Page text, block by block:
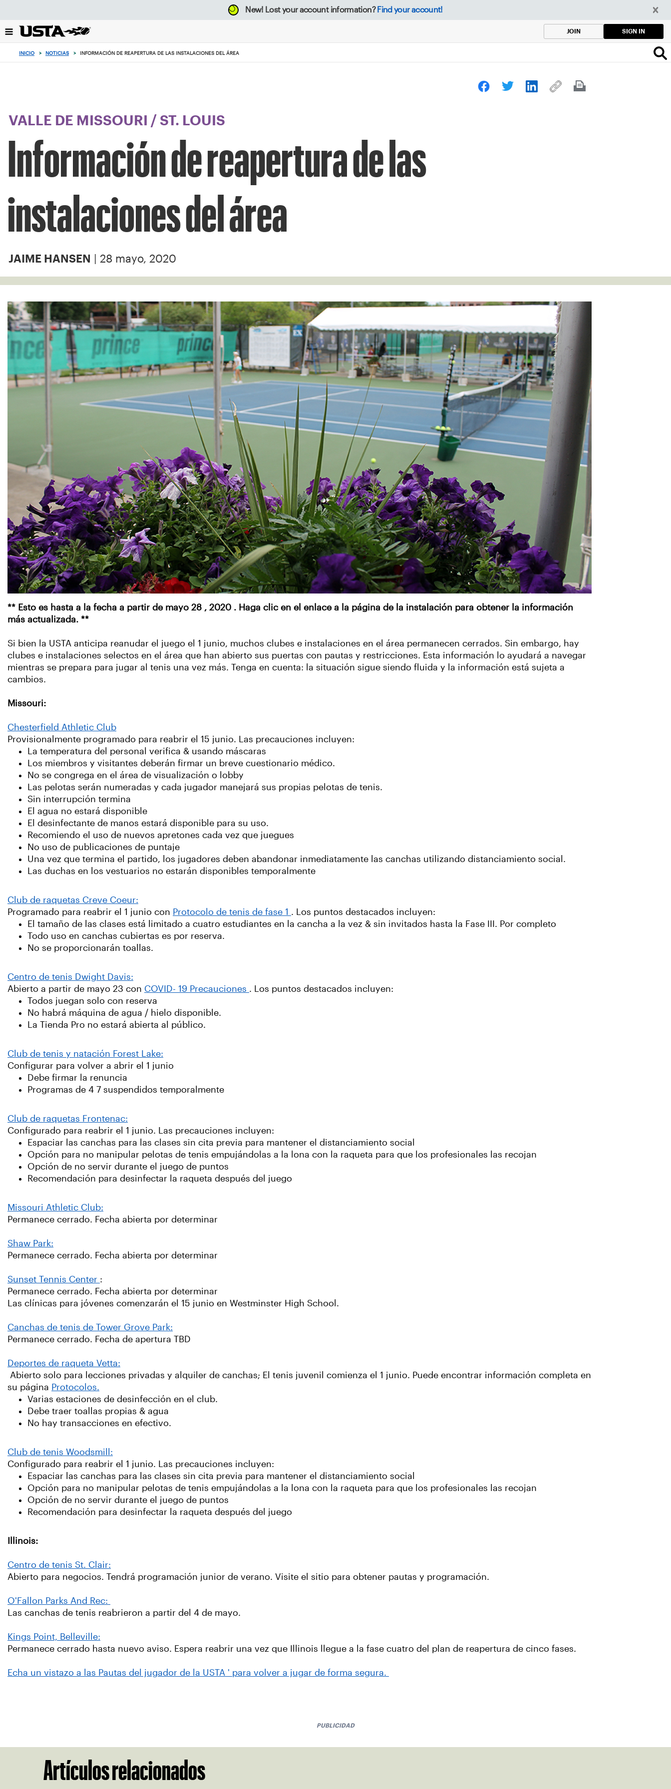
el
botón
New! Lost your account information? Find your account!
JOIN SIGN IN
INICIO > NOTICIAS > INFORMACIÓN DE REAPERTURA DE LAS INSTALACIONES DEL ÁREA
VALLE DE MISSOURI / ST. LOUIS
Información de reapertura de las
instalaciones del área
JAIME HANSEN | 28 mayo, 2020
** Esto es hasta a la fecha a partir de mayo 28 , 2020 . Haga clic en el enlace a la página de la instalación para obtener la información
más actualizada. **
Si bien la USTA anticipa reanudar el juego el 1 junio, muchos clubes e instalaciones en el área permanecen cerrados. Sin embargo, hay
clubes e instalaciones selectos en el área que han abierto sus puertas con pautas y restricciones. Esta información lo ayudará a navegar
mientras se prepara para jugar al tenis una vez más. Tenga en cuenta: la situación sigue siendo fluida y la información está sujeta a
cambios.
Missouri:
Chesterfield Athletic Club
Provisionalmente programado para reabrir el 15 junio. Las precauciones incluyen:
La temperatura del personal verifica & usando máscaras
Los miembros y visitantes deberán firmar un breve cuestionario médico.
No se congrega en el área de visualización o lobby
Las pelotas serán numeradas y cada jugador manejará sus propias pelotas de tenis.
Sin interrupción termina
El agua no estará disponible
El desinfectante de manos estará disponible para su uso.
Recomiendo el uso de nuevos apretones cada vez que juegues
No uso de publicaciones de puntaje
Una vez que termina el partido, los jugadores deben abandonar inmediatamente las canchas utilizando distanciamiento social.
Las duchas en los vestuarios no estarán disponibles temporalmente
Club de raquetas Creve Coeur:
Programado para reabrir el 1 junio con Protocolo de tenis de fase 1 . Los puntos destacados incluyen:
El tamaño de las clases está limitado a cuatro estudiantes en la cancha a la vez & sin invitados hasta la Fase III. Por completo
Todo uso en canchas cubiertas es por reserva.
No se proporcionarán toallas.
Centro de tenis Dwight Davis:
Abierto a partir de mayo 23 con COVID- 19 Precauciones . Los puntos destacados incluyen:
Todos juegan solo con reserva
No habrá máquina de agua / hielo disponible.
La Tienda Pro no estará abierta al público.
Club de tenis y natación Forest Lake:
Configurar para volver a abrir el 1 junio
Debe firmar la renuncia
Programas de 4 7 suspendidos temporalmente
Club de raquetas Frontenac:
Configurado para reabrir el 1 junio. Las precauciones incluyen:
Espaciar las canchas para las clases sin cita previa para mantener el distanciamiento social
Opción para no manipular pelotas de tenis empujándolas a la lona con la raqueta para que los profesionales las recojan
Opción de no servir durante el juego de puntos
Recomendación para desinfectar la raqueta después del juego
Missouri Athletic Club:
Permanece cerrado. Fecha abierta por determinar
Shaw Park:
Permanece cerrado. Fecha abierta por determinar
Sunset Tennis Center :
Permanece cerrado. Fecha abierta por determinar
Las clínicas para jóvenes comenzarán el 15 junio en Westminster High School.
Canchas de tenis de Tower Grove Park:
Permanece cerrado. Fecha de apertura TBD
Deportes de raqueta Vetta:
Abierto solo para lecciones privadas y alquiler de canchas; El tenis juvenil comienza el 1 junio. Puede encontrar información completa en
su página Protocolos.
Varias estaciones de desinfección en el club.
Debe traer toallas propias & agua
No hay transacciones en efectivo.
Club de tenis Woodsmill:
Configurado para reabrir el 1 junio. Las precauciones incluyen:
Espaciar las canchas para las clases sin cita previa para mantener el distanciamiento social
Opción para no manipular pelotas de tenis empujándolas a la lona con la raqueta para que los profesionales las recojan
Opción de no servir durante el juego de puntos
Recomendación para desinfectar la raqueta después del juego
Illinois:
Centro de tenis St. Clair:
Abierto para negocios. Tendrá programación junior de verano. Visite el sitio para obtener pautas y programación.
O'Fallon Parks And Rec:
Las canchas de tenis reabrieron a partir del 4 de mayo.
Kings Point, Belleville:
Permanece cerrado hasta nuevo aviso. Espera reabrir una vez que Illinois llegue a la fase cuatro del plan de reapertura de cinco fases.
Echa un vistazo a las Pautas del jugador de la USTA ' para volver a jugar de forma segura.
PUBLICIDAD
Artículos relacionados